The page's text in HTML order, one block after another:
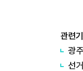
관련
광
선